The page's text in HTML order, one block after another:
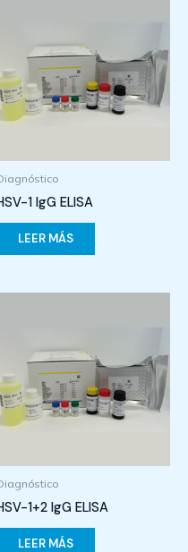
1 IgG ELISA
LEER MÁS
1+2 IgG ELISA
LEER MÁS